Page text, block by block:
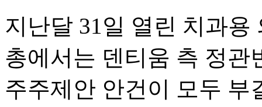
지난달 31일 열린 치과
총에서는 덴티움 측 정관
주주제안 안건이 모두 부